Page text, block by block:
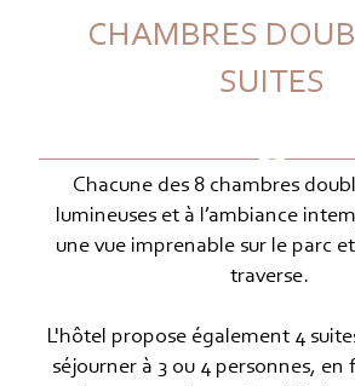
CHAMBRES
SUITES
Chacune des 8 chambres
lumineuses et à l’ambiance
une vue imprenable sur le parc
traverse.
L'hôtel propose également 4
séjourner à 3 ou 4 personnes,